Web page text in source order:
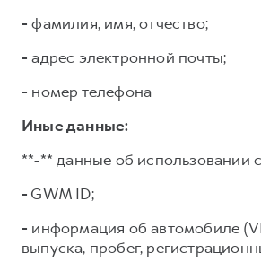
- фамилия, имя, отчество;
- адрес электронной почты;
- номер телефона
Иные данные:
**-** данные об использовании
- GWM ID;
- информация об автомобиле
выпуска, пробег,